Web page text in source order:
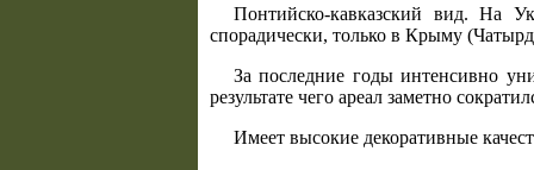
Понтийско-кавказский вид. На
спорадически, только в Крыму
За последние годы интенсивно
результате чего ареал заметно
Имеет высокие декоративные